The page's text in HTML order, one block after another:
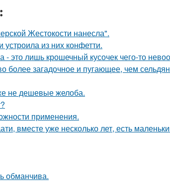
Жестокости нанесла".
из них конфетти.
- это лишь крошечный кусочек чего-то
более загадочное и пугающее, чем
не дешевые желоба.
применения.
вместе уже несколько лет, есть
обманчива.